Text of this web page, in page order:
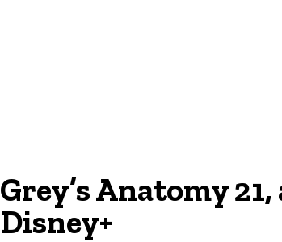
Grey’s Anatomy
Disney+